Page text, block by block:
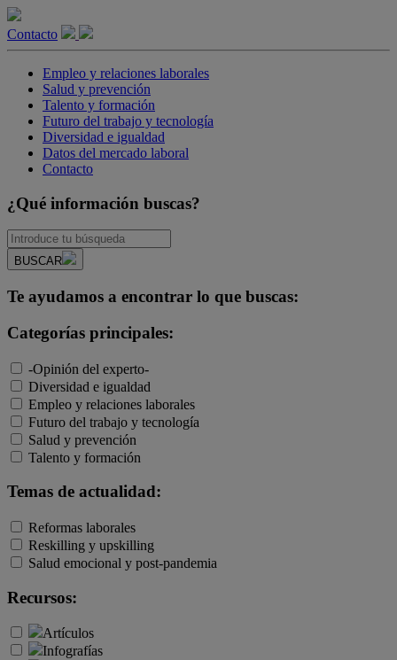
Contacto
Empleo y relaciones laborales
Salud y prevención
Talento y formación
Futuro del trabajo y tecnología
Diversidad e igualdad
Datos del mercado laboral
Contacto
¿Qué información buscas?
BUSCAR
Te ayudamos a encontrar lo que buscas:
Categorías principales:
-Opinión del experto-
Diversidad e igualdad
Empleo y relaciones laborales
Futuro del trabajo y tecnología
Salud y prevención
Talento y formación
Temas de actualidad:
Reformas laborales
Reskilling y upskilling
Salud emocional y post-pandemia
Recursos:
Artículos
Infografías